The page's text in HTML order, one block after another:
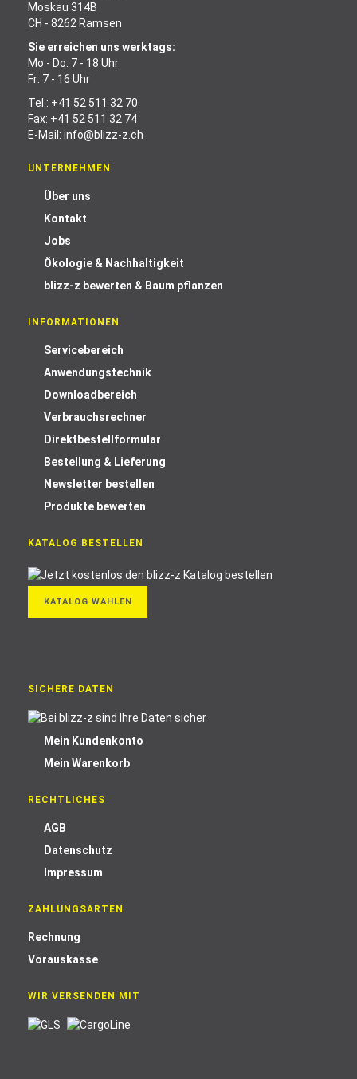
Moskau 314B
CH - 8262 Ramsen
Sie erreichen uns werktags:
Mo - Do: 7 - 18 Uhr
Fr: 7 - 16 Uhr
Tel.: +41 52 511 32 70
Fax: +41 52 511 32 74
E-Mail: info@blizz-z.ch
UNTERNEHMEN
Über uns
Kontakt
Jobs
Ökologie & Nachhaltigkeit
blizz-z bewerten & Baum pflanzen
INFORMATIONEN
Servicebereich
Anwendungstechnik
Downloadbereich
Verbrauchsrechner
Direktbestellformular
Bestellung & Lieferung
Newsletter bestellen
Produkte bewerten
KATALOG BESTELLEN
KATALOG WÄHLEN
SICHERE DATEN
Mein Kundenkonto
Mein Warenkorb
RECHTLICHES
AGB
Datenschutz
Impressum
ZAHLUNGSARTEN
Rechnung
Vorauskasse
WIR VERSENDEN MIT